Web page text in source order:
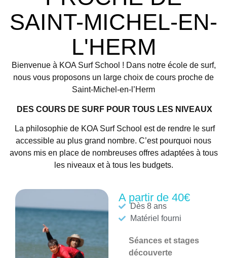
SAINT-MICHEL-EN-
L'HERM
Bienvenue à KOA Surf School ! Dans notre école de surf,
nous vous proposons un large choix de cours proche de
Saint-Michel-en-l’Herm
DES COURS DE SURF POUR TOUS LES NIVEAUX
La philosophie de KOA Surf School est de rendre le surf
accessible au plus grand nombre. C’est pourquoi nous
avons mis en place de nombreuses offres adaptées à tous
les niveaux et à tous les budgets.
A partir de 40€
Dès 8 ans
Matériel fourni
Séances et stages
découverte